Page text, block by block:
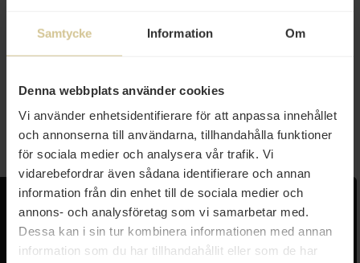
Samtycke Information Om
Denna webbplats använder cookies
Vi använder enhetsidentifierare för att anpassa innehållet
och annonserna till användarna, tillhandahålla funktioner
för sociala medier och analysera vår trafik. Vi
vidarebefordrar även sådana identifierare och annan
information från din enhet till de sociala medier och
annons- och analysföretag som vi samarbetar med.
Dessa kan i sin tur kombinera informationen med annan
information som du har tillhandahållit eller som de har
20 kr
Köp
Kundservice
Kontakta oss
Vanliga frågor
Populära länkar
Monin
Lyxkonserver